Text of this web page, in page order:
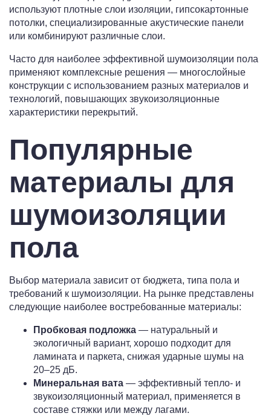
используют плотные слои изоляции, гипсокартонные
потолки, специализированные акустические панели
или комбинируют различные слои.
Часто для наиболее эффективной шумоизоляции пола
применяют комплексные решения — многослойные
конструкции с использованием разных материалов и
технологий, повышающих звукоизоляционные
характеристики перекрытий.
Популярные
материалы для
шумоизоляции
пола
Выбор материала зависит от бюджета, типа пола и
требований к шумоизоляции. На рынке представлены
следующие наиболее востребованные материалы:
Пробковая подложка — натуральный и
экологичный вариант, хорошо подходит для
ламината и паркета, снижая ударные шумы на
20–25 дБ.
Минеральная вата — эффективный тепло- и
звукоизоляционный материал, применяется в
составе стяжки или между лагами.